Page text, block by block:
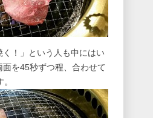
く！」という人も中にはい
面を45秒ずつ程、合わせて